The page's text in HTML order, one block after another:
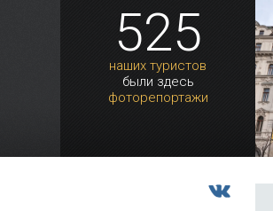
525
наших туристов
были здесь
фоторепортажи